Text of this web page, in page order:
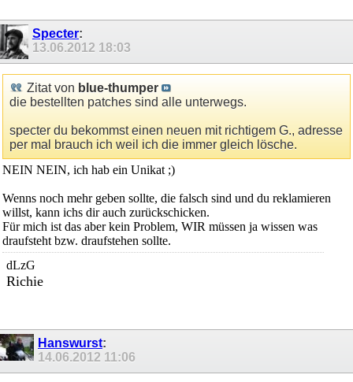
Specter:
13.06.2012 18:03
Zitat von blue-thumper
die bestellten patches sind alle unterwegs.
specter du bekommst einen neuen mit richtigem G., adresse
per mal brauch ich weil ich die immer gleich lösche.
NEIN NEIN, ich hab ein Unikat ;)
Wenns noch mehr geben sollte, die falsch sind und du reklamieren
willst, kann ichs dir auch zurückschicken.
Für mich ist das aber kein Problem, WIR müssen ja wissen was
draufsteht bzw. draufstehen sollte.
dLzG
Richie
Hanswurst:
14.06.2012 11:06